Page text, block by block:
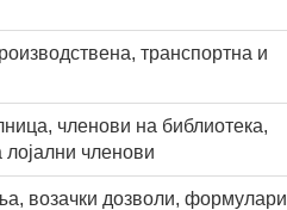
транспортна и
членови на библиотека,
членови
возачки дозволи, формулари